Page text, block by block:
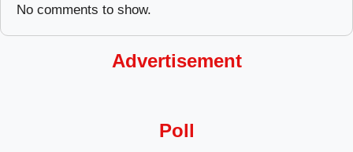
No comments to show.
Advertisement
Poll